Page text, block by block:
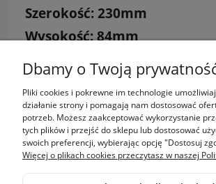
Szerokość: 230mm
Wysokość: 84mm
Głębokość: 69mm
Zakupy
Pomoc
Dbamy o Twoją
Pliki cookies i pokrewne im technologie
działanie strony i pomagają nam dostosować
potrzeb. Możesz zaakceptować wykorzystanie
tych plików i przejść do sklepu lub dostosować
swoich preferencji, wybierając opcję "Dostosuj
Więcej o plikach cookies przeczytasz w naszej